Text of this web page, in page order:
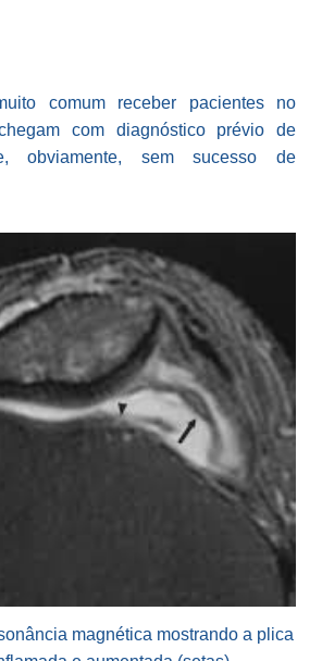
comum receber pacientes no
com diagnóstico prévio de
obviamente, sem sucesso de
magnética mostrando a plica